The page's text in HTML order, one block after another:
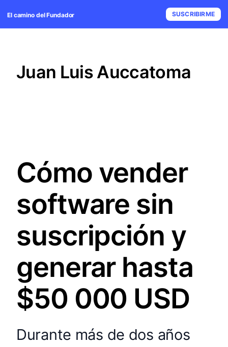
SUSCRIBIRME
El camino del Fundador
Juan Luis Auccatoma
Cómo vender
software sin
suscripción y
generar hasta
$50 000 USD
Durante más de dos años